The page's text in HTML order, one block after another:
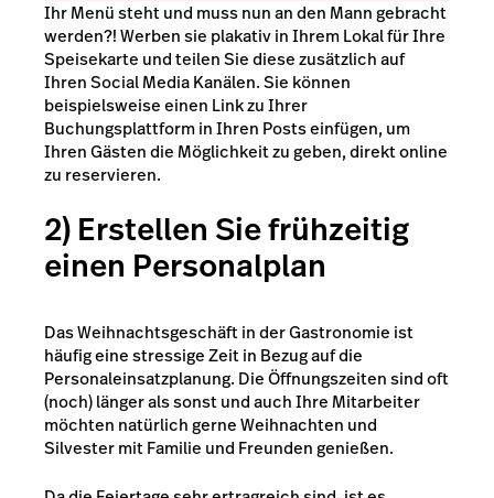
Ihr Menü steht und muss nun an den Mann gebracht
werden?! Werben sie plakativ in Ihrem Lokal für Ihre
Speisekarte und teilen Sie diese zusätzlich auf
Ihren Social Media Kanälen. Sie können
beispielsweise einen Link zu Ihrer
Buchungsplattform in Ihren Posts einfügen, um
Ihren Gästen die Möglichkeit zu geben, direkt online
zu reservieren.
2) Erstellen Sie frühzeitig
einen Personalplan
Das Weihnachtsgeschäft in der Gastronomie ist
häufig eine stressige Zeit in Bezug auf die
Personaleinsatzplanung. Die Öffnungszeiten sind oft
(noch) länger als sonst und auch Ihre Mitarbeiter
möchten natürlich gerne Weihnachten und
Silvester mit Familie und Freunden genießen.